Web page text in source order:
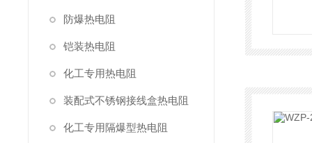
防爆热电阻
铠装热电阻
化工专用热电阻
装配式不锈钢接线盒热电阻
化工专用隔爆型热电阻